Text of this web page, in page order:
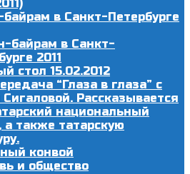
байрам в Санкт-Петербурге
байрам в Санкт-
2011
стол 15.02.2012
“Глаза в глаза” с
Рассказывается
национальный
а также татарскую
конвой
и общество